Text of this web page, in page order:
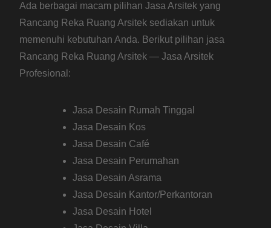
Ada berbagai macam pilihan Jasa Arsitek yang
Rancang Reka Ruang Arsitek sediakan untuk
memenuhi kebutuhan Anda. Berikut pilihan jasa
Rancang Reka Ruang Arsitek — Jasa Arsitek
Profesional:
Jasa Desain Rumah Tinggal
Jasa Desain Kos
Jasa Desain Café
Jasa Desain Perumahan
Jasa Desain Asrama
Jasa Desain Kantor/Perkantoran
Jasa Desain Hotel